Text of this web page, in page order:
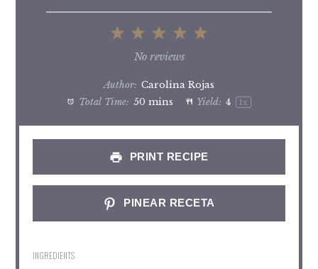
4
3
Stars
2
Stars
1
Star
No reviews
Author: Carolina Rojas
Total Time: 50 mins Yield: 4 1 x
PRINT RECIPE
PINEAR RECETA
INGREDIENTS